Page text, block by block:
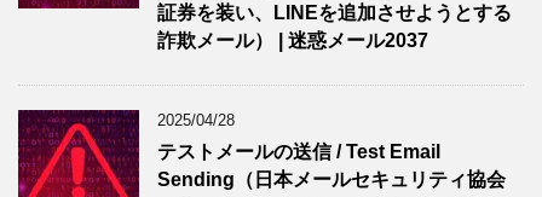
証券を装い、LINEを追加させようとする
詐欺メール） | 迷惑メール2037
2025/04/28
テストメールの送信 / Test Email
Sending（日本メールセキュリティ協会